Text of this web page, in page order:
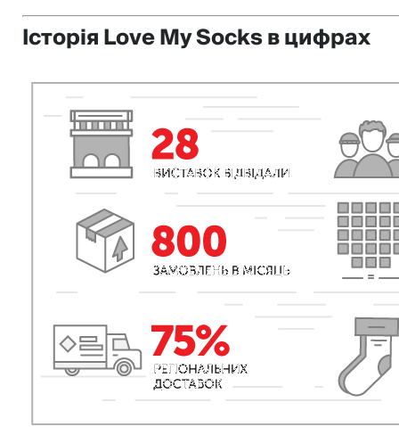
Історія Love My Socks в цифрах